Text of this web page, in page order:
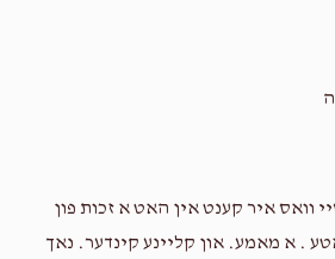
וואס איר קענט אין האט א זכות פון
. א מאמע. און קליינע קינדער. נאך